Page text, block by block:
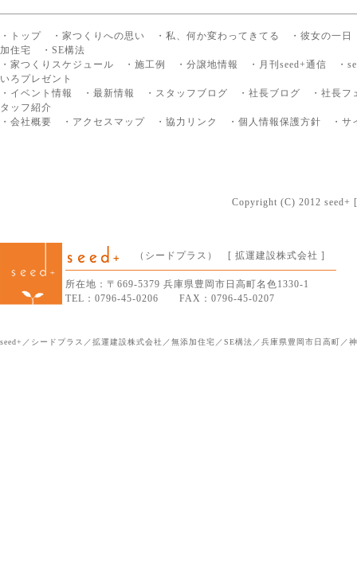
・トップ ・家つくりへの思い ・私、何か変わってきてる
・彼女の一日
加住宅
・SE構法
・家つくりスケジュール
・施工例 ・分譲地情報 ・月刊seed+通信
・
いろプレゼント
・イベント情報
・最新情報 ・スタッフブログ ・社長ブログ
・社長
タッフ紹介
・会社概要
・アクセスマップ ・協力リンク ・個人情報保護方針 ・サ
Copyright (C) 2012
（シードプラス） [ 拡運建設株式会社 ]
所在地：〒669-5379 兵庫県豊岡市日高町名色1330-1
TEL：0796-45-0206 FAX：0796-45-0207
seed+／シードプラス／拡運建設株式会社／無添加住宅／SE構法／兵庫県豊岡市日高町